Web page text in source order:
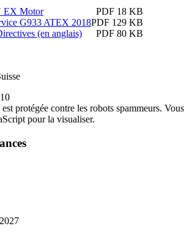
EX Motor
PDF 18 KB
G933 ATEX 2018PDF 129 KB
(en anglais)
PDF 80 KB
protégée contre les robots spammeurs. Vous
pour la visualiser.